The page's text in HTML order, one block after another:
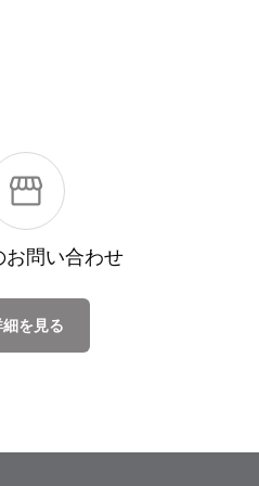
お問い合わせ
細を見る